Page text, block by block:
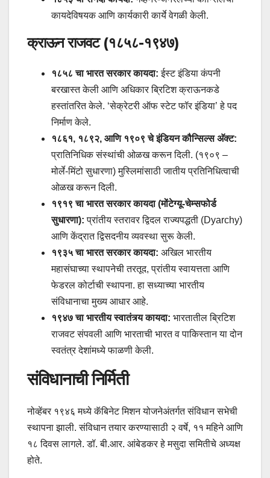
कायदेविषयक आणि कार्यकारी कार्ये वेगळी केली.
क्राऊन राजवट (१८५८-१९४७)
१८५८ चा भारत सरकार कायदा: ईस्ट इंडिया कंपनी
बरखास्त केली आणि अधिकार ब्रिटिश क्राऊनकडे
हस्तांतरित केले. ‘सेक्रेटरी ऑफ स्टेट फॉर इंडिया’ हे पद
निर्माण केले.
१८६१, १८९२, आणि १९०९ चे इंडियन कौन्सिल्स अ‍ॅक्ट:
प्रातिनिधिक संस्थांची ओळख करून दिली. (१९०९ –
मोर्ले-मिंटो सुधारणा) मुस्लिमांसाठी जातीय प्रतिनिधित्वाची
ओळख करून दिली.
१९१९ चा भारत सरकार कायदा (मोंटेग्यू-चेम्सफोर्ड
सुधारणा): प्रांतीय स्तरावर द्विदल राज्यपद्धती (Dyarchy)
आणि केंद्रात द्विसदनीय व्यवस्था सुरू केली.
१९३५ चा भारत सरकार कायदा: अखिल भारतीय
महासंघाच्या स्थापनेची तरतूद, प्रांतीय स्वायत्तता आणि
फेडरल कोर्टाची स्थापना. हा सध्याच्या भारतीय
संविधानाचा मुख्य आधार आहे.
१९४७ चा भारतीय स्वातंत्र्य कायदा: भारतातील ब्रिटिश
राजवट संपवली आणि भारताची भारत व पाकिस्तान या दोन
स्वतंत्र देशांमध्ये फाळणी केली.
संविधानाची निर्मिती
नोव्हेंबर १९४६ मध्ये कॅबिनेट मिशन योजनेअंतर्गत संविधान सभेची
स्थापना झाली. संविधान तयार करण्यासाठी २ वर्षे, ११ महिने आणि
१८ दिवस लागले. डॉ. बी.आर. आंबेडकर हे मसुदा समितीचे अध्यक्ष
होते.